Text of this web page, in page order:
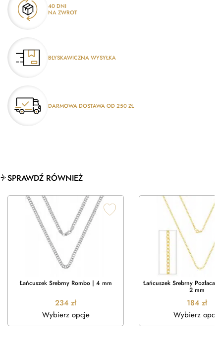
40 DNI
NA ZWROT
BŁYSKAWICZNA WYSYŁKA
DARMOWA DOSTAWA OD 250 ZŁ
SPRAWDŹ RÓWNIEŻ
Łańcuszek Srebrny Rombo | 4 mm
234 zł
Wybierz opcje
Łańcuszek Srebrny
2 mm
184 zł
Wybierz opcje